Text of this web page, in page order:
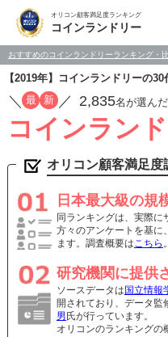
オリコン顧客満足度ランキング
コインランドリー
おすすめのコインランドリーランキング・
【2019年】コインランドリーの
／ 最 新 ／ 2,835名が選んだ
コインラン
オリコン顧客満足度
日本最大級の規
同ランキングは、実際
方々のアンケートを基に
ます。調査概要はこちら 。
研究機関に提供
ソースデータは 国立情報
開されており、データ監
男 氏が行っています。
オリコンのランキングの